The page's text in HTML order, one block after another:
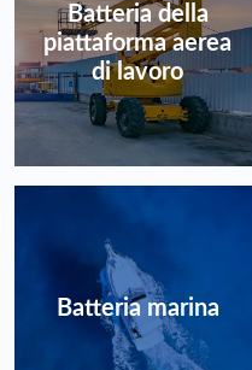
Batteria della
piattaforma aerea
di lavoro
Batteria marina